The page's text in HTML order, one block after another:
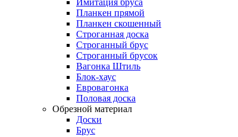
Имитация бруса
Планкен прямой
Планкен скошенный
Строганная доска
Строганный брус
Строганный брусок
Вагонка Штиль
Блок-хаус
Евровагонка
Половая доска
Обрезной материал
Доски
Брус